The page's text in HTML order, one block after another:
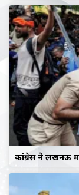
कांग्रेस ने लखनऊ में